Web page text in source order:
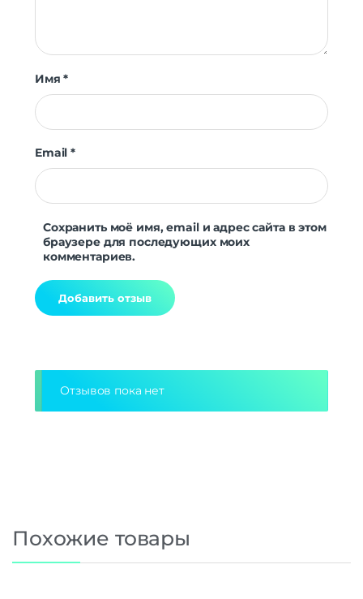
Имя*
Email*
Сохранить моё имя, email и адрес сайта в этом
браузере для последующих моих
комментариев.
Отзывов пока нет
Похожие товары